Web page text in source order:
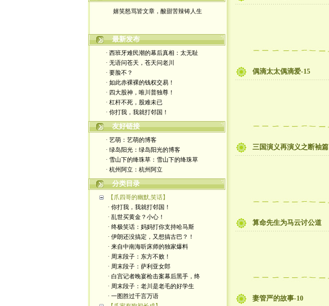
最新发布
· 西班牙难民潮的幕后真相：太无耻
· 无语问苍天，苍天问老川
· 要脸不？
· 如此赤裸裸的钱权交易！
· 四大股神，唯川普独尊！
· 杠杆不死，股难未已
· 你打我，我就打邻国！
友好链接
· 艺萌：艺萌的博客
· 绿岛阳光：绿岛阳光的博客
· 雪山下的绛珠草：雪山下的绛珠草
· 杭州阿立：杭州阿立
分类目录
【爪四哥的幽默,笑话】
· 你打我，我就打邻国！
· 乱世买黄金？小心！
· 终极笑话：妈妈打你支持哈马斯
· 伊朗还没搞定，又想搞古巴？！
· 来自中南海听床师的独家爆料
· 周末段子：东方不败！
· 周末段子：萨利亚女郎
· 白宫记者晚宴枪击案幕后黑手，终
· 周末段子：老川是老毛的好学生
· 一图胜过千言万语
偶滴太太偶滴爱-15
三国演义再演义之断袖篇
算命先生为马云讨公道
妻管严的故事-10